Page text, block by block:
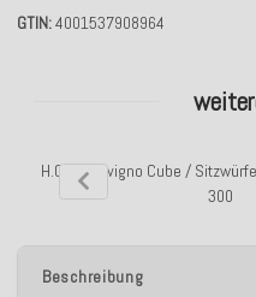
GTIN 4001537908964
H.O.C.K. Livigno Cube /
300
Beschreibung